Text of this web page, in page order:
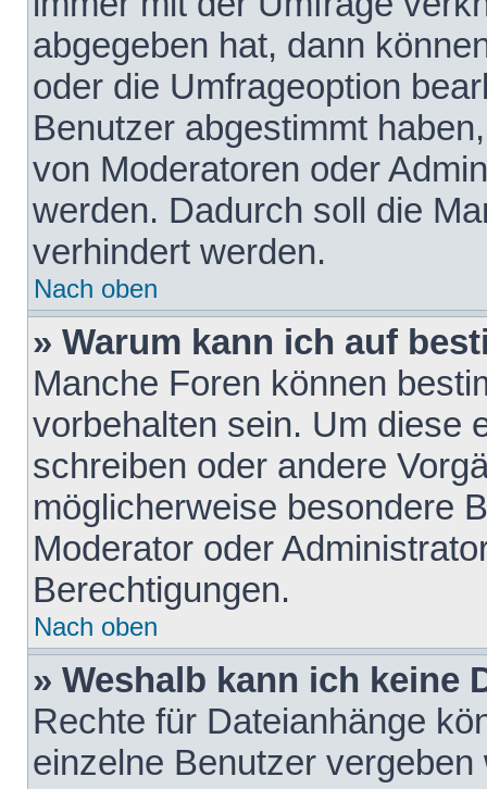
abgegeben hat, dann
oder die Umfrageoption
Benutzer abgestimmt
von Moderatoren oder
werden. Dadurch soll die
verhindert werden.
Nach oben
» Warum kann ich auf
Manche Foren können
vorbehalten sein. Um diese
schreiben oder andere
möglicherweise besondere
Moderator oder
Berechtigungen.
Nach oben
» Weshalb kann ich keine
Rechte für Dateianhänge
einzelne Benutzer